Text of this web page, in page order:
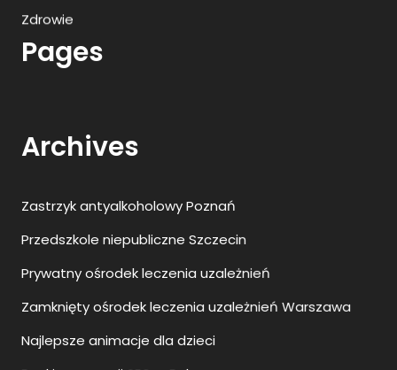
Zdrowie
Pages
Przedszkole niepubliczne Szczecin
Prywatny ośrodek leczenia uzależnień
Zamknięty ośrodek leczenia uzależnień Warszawa
Najlepsze animacje dla dzieci
Ranking agencji SEO w Polsce